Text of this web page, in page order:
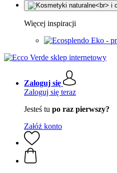
Więcej inspiracji
Eko -
Zaloguj się
Zaloguj się teraz
Jesteś tu po raz pierwszy?
Załóż konto